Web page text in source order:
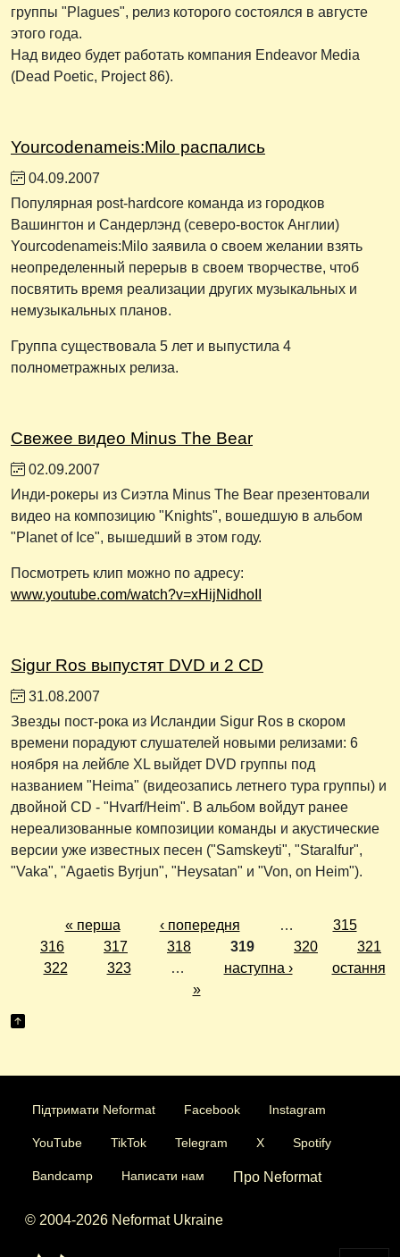
группы "Plagues", релиз которого состоялся в августе
этого года.
Над видео будет работать компания Endeavor Media
(Dead Poetic, Project 86).
Yourcodenameis:Milo распались
04.09.2007
Популярная post-hardcore команда из городков
Вашингтон и Сандерлэнд (северо-восток Англии)
Yourcodenameis:Milo заявила о своем желании взять
неопределенный перерыв в своем творчестве, чтоб
посвятить время реализации других музыкальных и
немузыкальных планов.
Группа существовала 5 лет и выпустила 4
полнометражных релиза.
Свежее видео Minus The Bear
02.09.2007
Инди-рокеры из Сиэтла Minus The Bear презентовали
видео на композицию "Knights", вошедшую в альбом
"Planet of Ice", вышедший в этом году.
Посмотреть клип можно по адресу:
www.youtube.com/watch?v=xHijNidhoII
Sigur Ros выпустят DVD и 2 CD
31.08.2007
Звезды пост-рока из Исландии Sigur Ros в скором
времени порадуют слушателей новыми релизами: 6
ноября на лейбле XL выйдет DVD группы под
названием "Heima" (видеозапись летнего тура группы) и
двойной CD - "Hvarf/Heim". В альбом войдут ранее
нереализованные композиции команды и акустические
версии уже известных песен ("Samskeyti", "Staralfur",
"Vaka", "Agaetis Byrjun", "Heysatan" и "Von, on Heim").
« перша ‹ попередня …
315
316
317 318 319 320
321
322
323 … наступна ›
остання
»
Підтримати Neformat Facebook Instagram
YouTube TikTok Telegram X Spotify
Bandcamp Написати нам Про Neformat
© 2004-2026 Neformat Ukraine